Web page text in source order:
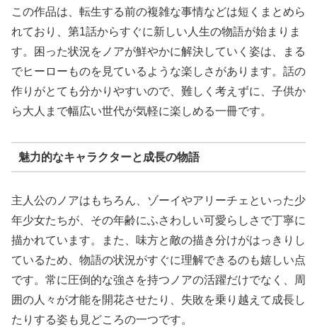
この作品は、転生する前の複雑な事情などは短くまとめら
れており、第1話からすぐに新しい人生の物語が始まりま
す。困った状況をノアが鮮やかに解決していく姿は、まる
でヒーローものを見ているような楽しさがあります。話の
作りがとても分かりやすいので、難しく考えずに、子供か
ら大人まで幅広い世代が気軽に楽しめる一冊です。
魅力的なキャラクターと成長の物語
主人公のノアはもちろん、ゾーイやアリーチェといった少
年少女たちが、その年齢にふさわしい可愛らしさで丁寧に
描かれています。また、味方と敵の描き分けがはっきりし
ているため、物語の状況がすぐに理解できるのも嬉しい点
です。常に圧倒的な強さを持つノアの活躍だけでなく、周
囲の人々が才能を開花させたり、失敗を乗り越えて成長し
たりする姿も見どころの一つです。